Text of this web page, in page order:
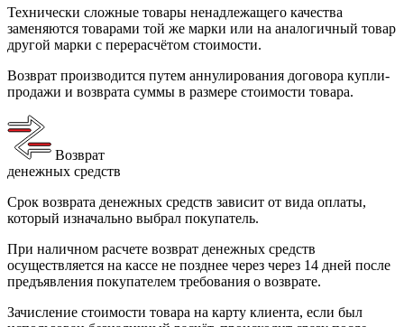
Технически сложные товары ненадлежащего качества
заменяются товарами той же марки или на аналогичный товар
другой марки с перерасчётом стоимости.
Возврат производится путем аннулирования договора купли-
продажи и возврата суммы в размере стоимости товара.
Возврат
денежных средств
Срок возврата денежных средств зависит от вида оплаты,
который изначально выбрал покупатель.
При наличном расчете возврат денежных средств
осуществляется на кассе не позднее через через 14 дней после
предъявления покупателем требования о возврате.
Зачисление стоимости товара на карту клиента, если был